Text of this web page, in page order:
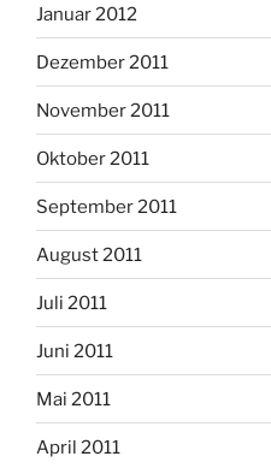
Januar 2012
Dezember 2011
November 2011
Oktober 2011
September 2011
August 2011
Juli 2011
Juni 2011
Mai 2011
April 2011